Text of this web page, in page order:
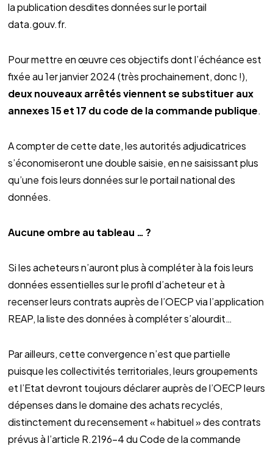
la publication desdites données sur le portail
data.gouv.fr.
Pour mettre en œuvre ces objectifs dont l’échéance est
fixée au 1er janvier 2024 (très prochainement, donc !),
deux nouveaux arrêtés viennent se substituer aux
annexes 15 et 17 du code de la commande publique.
A compter de cette date, les autorités adjudicatrices
s’économiseront une double saisie, en ne saisissant plus
qu’une fois leurs données sur le portail national des
données.
Aucune ombre au tableau … ?
Si les acheteurs n’auront plus à compléter à la fois leurs
données essentielles sur le profil d’acheteur et à
recenser leurs contrats auprès de l’OECP via l’application
REAP, la liste des données à compléter s’alourdit…
Par ailleurs, cette convergence n’est que partielle
puisque les collectivités territoriales, leurs groupements
et l’Etat devront toujours déclarer auprès de l’OECP leurs
dépenses dans le domaine des achats recyclés,
distinctement du recensement « habituel » des contrats
prévus à l’article R.2196-4 du Code de la commande